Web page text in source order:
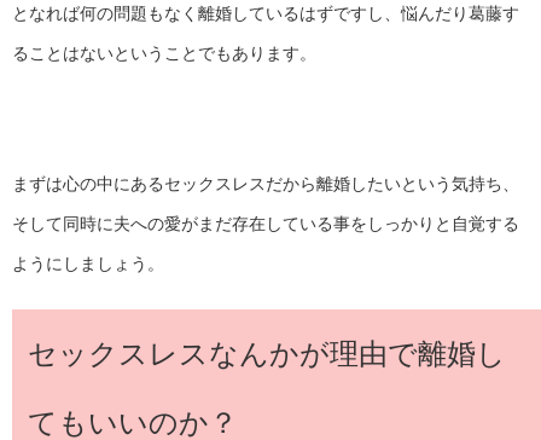
となれば何の問題もなく離婚しているはずですし、悩んだり葛藤す
ることはないということでもあります。
まずは心の中にあるセックスレスだから離婚したいという気持ち、
そして同時に夫への愛がまだ存在している事をしっかりと自覚する
ようにしましょう。
セックスレスなんかが理由で離婚し
てもいいのか？